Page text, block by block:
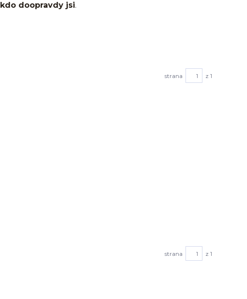
kdo doopravdy jsi.
strana z 1
strana z 1